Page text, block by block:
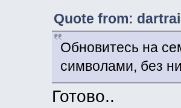
Quote from:
Обновитесь на
символами, без
Готово..